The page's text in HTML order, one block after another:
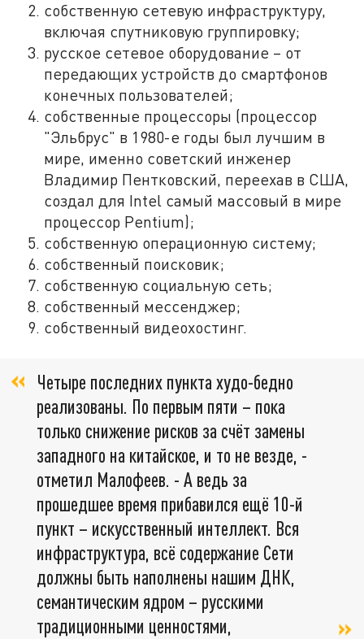
собственную сетевую инфраструктуру,
включая спутниковую группировку;
русское сетевое оборудование – от
передающих устройств до смартфонов
конечных пользователей;
собственные процессоры (процессор
"Эльбрус" в 1980-е годы был лучшим в
мире, именно советский инженер
Владимир Пентковский, переехав в США,
создал для Intel самый массовый в мире
процессор Pentium);
собственную операционную систему;
собственный поисковик;
собственную социальную сеть;
собственный мессенджер;
собственный видеохостинг.
Четыре последних пункта худо-бедно
реализованы. По первым пяти – пока
только снижение рисков за счёт замены
западного на китайское, и то не везде, -
отметил Малофеев. - А ведь за
прошедшее время прибавился ещё 10-й
пункт – искусственный интеллект. Вся
инфраструктура, всё содержание Сети
должны быть наполнены нашим ДНК,
семантическим ядром – русскими
традиционными ценностями,